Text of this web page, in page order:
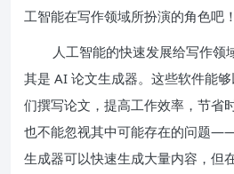
工智能在写作领域所扮演的角色吧！
人工智能的快速发展给写作领
其是 AI 论文生成器。这些软件能
们撰写论文，提高工作效率，节省
也不能忽视其中可能存在的问题
生成器可以快速生成大量内容，但